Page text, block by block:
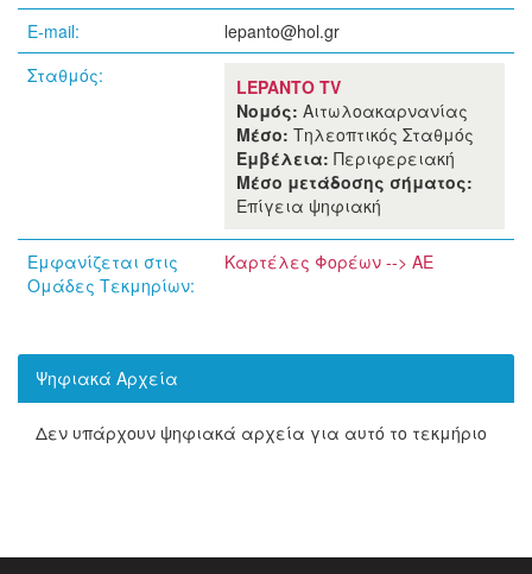
E-mail:
lepanto@hol.gr
Σταθμός:
LEPANTO TV
Νομός: Αιτωλοακαρνανίας
Μέσο: Τηλεοπτικός Σταθμός
Εμβέλεια: Περιφερειακή
Μέσο μετάδοσης σήματος:
Επίγεια ψηφιακή
Εμφανίζεται στις
Ομάδες Τεκμηρίων:
Καρτέλες Φορέων --> ΑΕ
Ψηφιακά Αρχεία
Δεν υπάρχουν ψηφιακά αρχεία για αυτό το τεκμήριο